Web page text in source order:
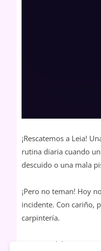
¡Rescatemos a Leia!
rutina diaria cuando
descuido o una mala
¡Pero no teman! Hoy
incidente. Con cariño,
carpintería.
Primero, debemos